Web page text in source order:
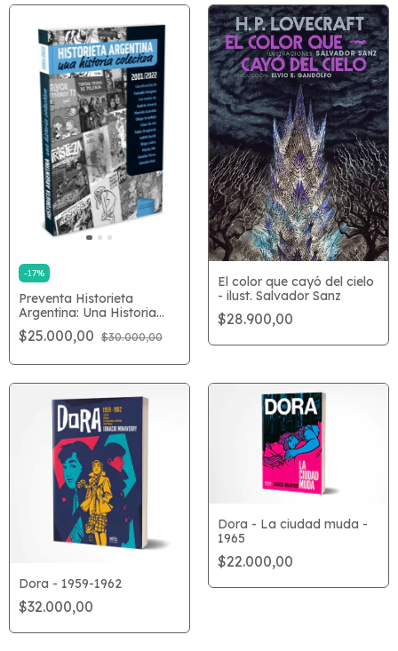
-17%
Preventa Historieta
Argentina: Una Historia
Colectiva
$25.000,00 $30.000,00
El color que cayó del cielo
- ilust. Salvador Sanz
$28.900,00
Dora - 1959-1962
$32.000,00
Dora - La ciudad muda -
1965
$22.000,00